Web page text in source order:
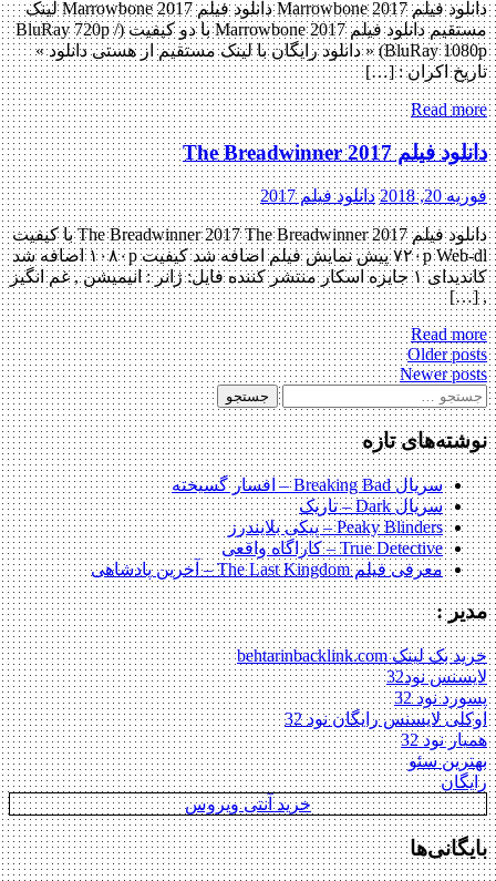
دانلود فیلم Marrowbone 2017 دانلود فیلم Marrowbone 2017 لینک
مستقیم دانلود فیلم Marrowbone 2017 با دو کیفیت (BluRay 720p /
BluRay 1080p) « دانلود رایگان با لینک مستقیم از هستی دانلود »
تاریخ اکران : […]
Read more
دانلود فیلم The Breadwinner 2017
فوریه 20, 2018 دانلود فیلم 2017
دانلود فیلم The Breadwinner 2017 The Breadwinner 2017 با کیفیت
۷۲۰p Web-dl پیش نمایش فیلم اضافه شد کیفیت ۱۰۸۰p اضافه شد
کاندیدای ۱ جایزه اسکار منتشر کننده فایل: ژانر : انیمیشن , غم انگیز
, […]
Read more
Posts
navigation
Older posts
Newer posts
جستجو
برای:
نوشته‌های تازه
سریال Breaking Bad – افسار گسیخته
سریال Dark – تاریک
Peaky Blinders – پیکی بلایندرز
True Detective – کاراگاه واقعی
معرفی فیلم The Last Kingdom – آخرین پادشاهی
مدیر :
خرید بک لینک behtarinbacklink.com
لایسنس نود32
پسورد نود 32
اوکلی لایسنس رایگان نود 32
همیار نود 32
بهترین سئو
رایگان
خرید آنتی ویروس
بایگانی‌ها